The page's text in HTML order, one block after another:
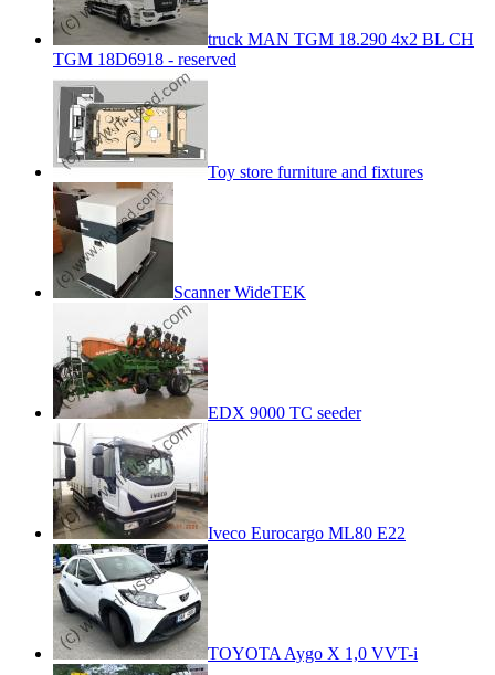
truck MAN TGM 18.290 4x2 BL CH
TGM 18D6918 - reserved
Toy store furniture and fixtures
Scanner WideTEK
EDX 9000 TC seeder
Iveco Eurocargo ML80 E22
TOYOTA Aygo X 1,0 VVT-i